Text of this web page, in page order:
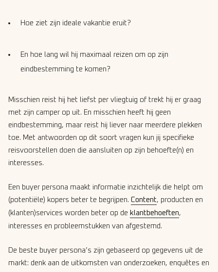
Hoe ziet zijn ideale vakantie eruit?
En hoe lang wil hij maximaal reizen om op zijn
eindbestemming te komen?
Misschien reist hij het liefst per vliegtuig of trekt hij er graag
met zijn camper op uit. En misschien heeft hij geen
eindbestemming, maar reist hij liever naar meerdere plekken
toe. Met antwoorden op dit soort vragen kun jij specifieke
reisvoorstellen doen die aansluiten op zijn behoefte(n) en
interesses.
Een buyer persona maakt informatie inzichtelijk die helpt om
(potentiële) kopers beter te begrijpen. Content, producten en
(klanten)services worden beter op de klantbehoeften,
interesses en probleemstukken van afgestemd.
De beste buyer persona’s zijn gebaseerd op gegevens uit de
markt: denk aan de uitkomsten van onderzoeken, enquêtes en